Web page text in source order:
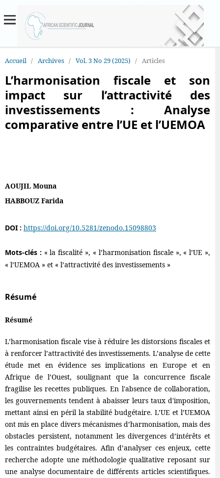
Accueil / Archives / Vol. 3 No 29 (2025) / Articles
L’harmonisation fiscale et son
impact sur l’attractivité des
investissements : Analyse
comparative entre l’UE et l’UEMOA
AOUJIL Mouna
HABBOUZ Farida
DOI : https://doi.org/10.5281/zenodo.15098803
Mots-clés : « la fiscalité », « l’harmonisation fiscale », « l’UE »,
« l’UEMOA » et « l’attractivité des investissements »
Résumé
Résumé
L’harmonisation fiscale vise à réduire les distorsions fiscales et
à renforcer l’attractivité des investissements. L’analyse de cette
étude met en évidence ses implications en Europe et en
Afrique de l’Ouest, soulignant que la concurrence fiscale
fragilise les recettes publiques. En l'absence de collaboration,
les gouvernements tendent à abaisser leurs taux d'imposition,
mettant ainsi en péril la stabilité budgétaire. L’UE et l’UEMOA
ont mis en place divers mécanismes d’harmonisation, mais des
obstacles persistent, notamment les divergences d’intérêts et
les contraintes budgétaires. Afin d’analyser ces enjeux, cette
recherche adopte une méthodologie qualitative reposant sur
une analyse documentaire de différents articles scientifiques.